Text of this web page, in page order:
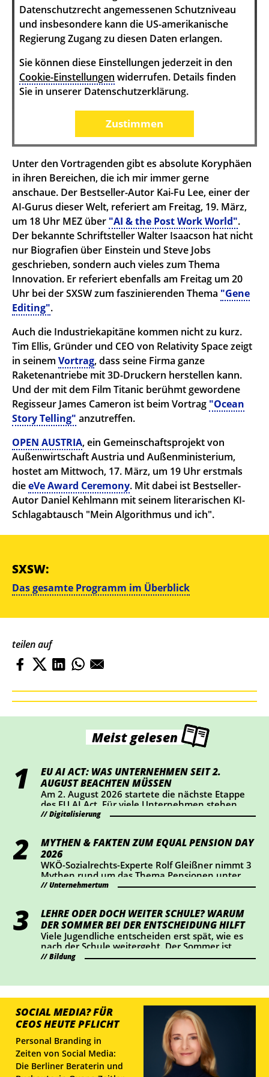
Datenschutzrecht angemessenen Schutzniveau
und insbesondere kann die US-amerikanische
Regierung Zugang zu diesen Daten erlangen.
Sie können diese Einstellungen jederzeit in den
Cookie-Einstellungen widerrufen. Details finden
Sie in unserer Datenschutzerklärung.
Zustimmen
Unter den Vortragenden gibt es absolute Koryphäen
in ihren Bereichen, die ich mir immer gerne
anschaue. Der Bestseller-Autor Kai-Fu Lee, einer der
AI-Gurus dieser Welt, referiert am Freitag, 19. März,
um 18 Uhr MEZ über "AI & the Post Work World".
Der bekannte Schriftsteller Walter Isaacson hat nicht
nur Biografien über Einstein und Steve Jobs
geschrieben, sondern auch vieles zum Thema
Innovation. Er referiert ebenfalls am Freitag um 20
Uhr bei der SXSW zum faszinierenden Thema "Gene
Editing".
Auch die Industriekapitäne kommen nicht zu kurz.
Tim Ellis, Gründer und CEO von Relativity Space zeigt
in seinem Vortrag, dass seine Firma ganze
Raketenantriebe mit 3D-Druckern herstellen kann.
Und der mit dem Film Titanic berühmt gewordene
Regisseur James Cameron ist beim Vortrag "Ocean
Story Telling" anzutreffen.
OPEN AUSTRIA, ein Gemeinschaftsprojekt von
Außenwirtschaft Austria und Außenministerium,
hostet am Mittwoch, 17. März, um 19 Uhr erstmals
dieeVe Award Ceremony. Mit dabei ist Bestseller-
Autor Daniel Kehlmann mit seinem literarischen KI-
Schlagabtausch "Mein Algorithmus und ich".
SXSW:
Das gesamte Programm im Überblick
teilen auf
Meist gelesen
EU AI ACT: WAS UNTERNEHMEN SEIT 2.
AUGUST BEACHTEN MÜSSEN
Am 2. August 2026 startete die nächste Etappe
des EU AI Act. Für viele Unternehmen stehen
dabei vor allem Transparenz und Kennzeichnung
sollte jetzt prüfen, ob Handlungsbedarf besteht.
Digitalisierung
MYTHEN & FAKTEN ZUM EQUAL PENSION DAY
2026
WKÖ-Sozialrechts-Experte Rolf Gleißner nimmt 3
Mythen rund um das Thema Pensionen unter
die Lupe und liefert Fakten.
Unternehmertum
LEHRE ODER DOCH WEITER SCHULE? WARUM
DER SOMMER BEI DER ENTSCHEIDUNG HILFT
Viele Jugendliche entscheiden erst spät, wie es
nach der Schule weitergeht. Der Sommer ist
ideal, um Lehrberufe auszuprobieren und Fragen
Bildung
SOCIAL MEDIA? FÜR
CEOS HEUTE PFLICHT
Personal Branding in
Zeiten von Social Media:
Die Berliner Beraterin und